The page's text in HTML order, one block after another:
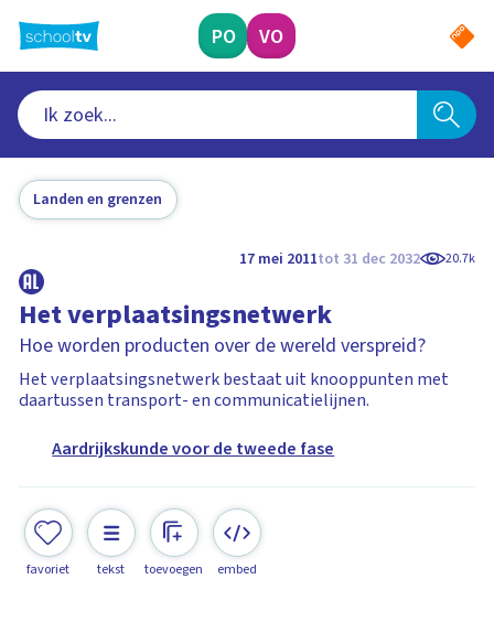
naar
hoofdinhoud
PO VO
Landen en grenzen
17 mei 2011tot 31 dec 2032 20.7k
Het verplaatsingsnetwerk
Hoe worden producten over de wereld verspreid?
Het verplaatsingsnetwerk bestaat uit knooppunten met
daartussen transport- en communicatielijnen.
Aardrijkskunde voor de tweede fase
favoriet tekst toevoegen embed